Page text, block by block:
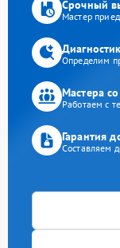
Срочный
Мастер
Определим
Мастера
Работаем с
Гарантия
Составляем